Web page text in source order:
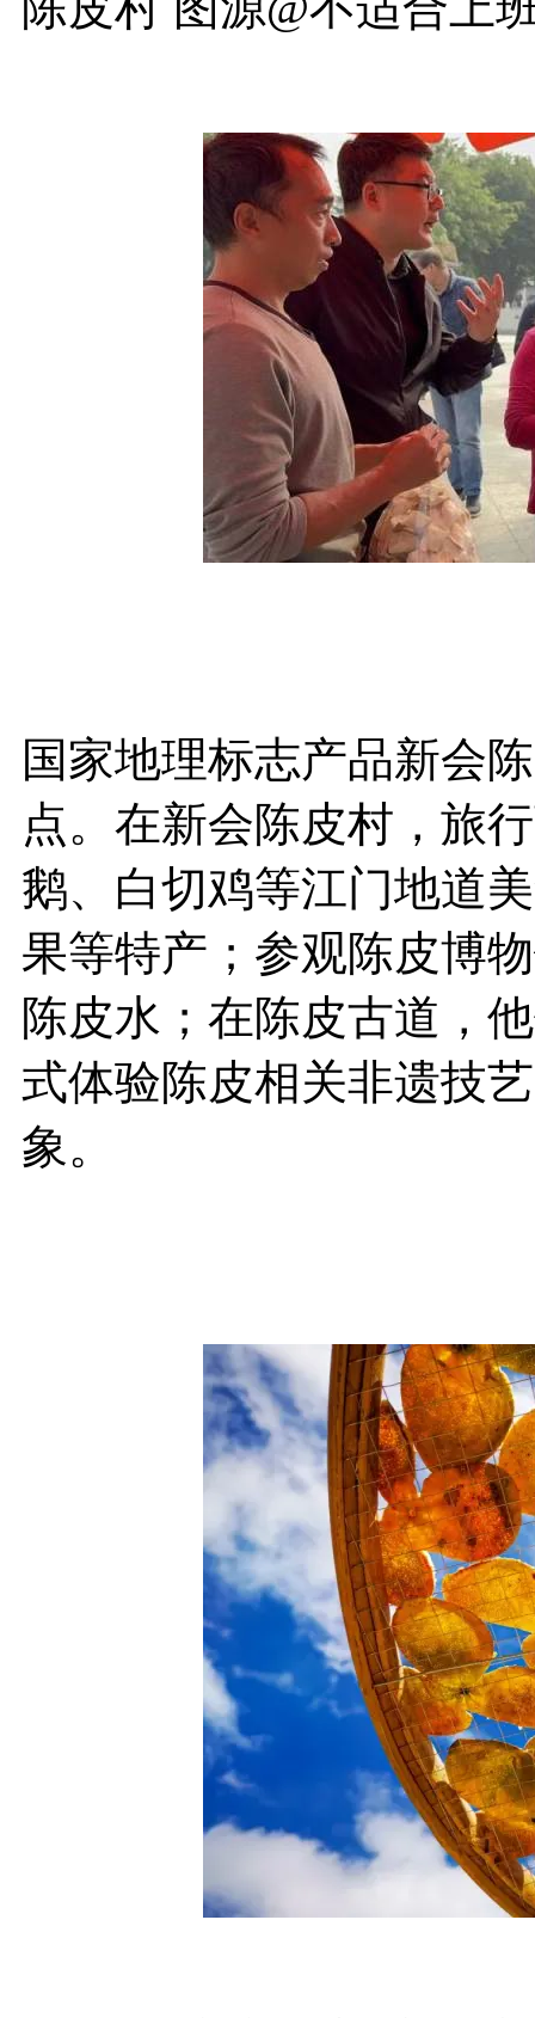
国家地理标志产品新会
点。在新会陈皮村，旅
鹅、白切鸡等江门地道
果等特产；参观陈皮博
陈皮水；在陈皮古道，
式体验陈皮相关非遗技
象。